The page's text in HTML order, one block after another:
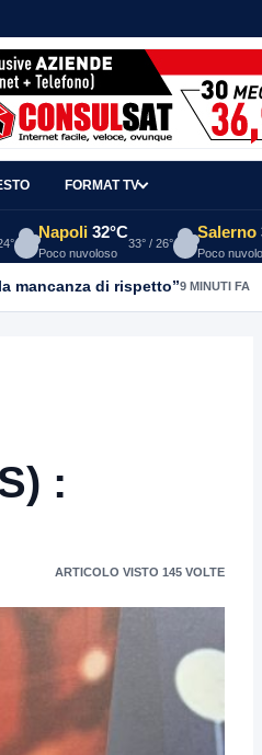
FORMAT TV
Napoli 32°C
Poco nuvoloso
33° / 26°
Salerno
Poco
mancanza di rispetto”9 MINUTI FA
:
ARTICOLO VISTO 145 VOLTE